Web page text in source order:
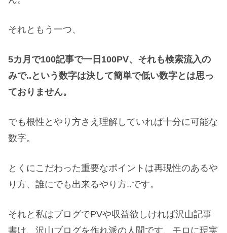
それともう一つ、
5カ月で100記事で一日100PV、それも検索流入の
みで..という数字は決して簡単で低い数字とは思っ
ておりません。
でも根性とやり方さえ理解していれば十分に可能な
数字。
とくにこだわった重要なポイントは再現性のあるや
り方、誰にでも出来るやり方..です。
それと私はブログでPVや収益欲しければ沢山記事
書け、沢山ブログを作れ派の人間です、モロに現実